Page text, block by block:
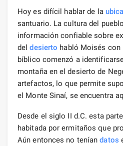
Hoy es difícil hablar de la
santuario. La cultura del
información confiable sobre
deldesierto habló Moisés con
bíblico comenzó a
montaña en el desierto de
artefactos, lo que permite
el Monte Sinaí, se encuentra
Desde el siglo II d.C. esta
habitada por ermitaños que
Aún entonces no teníandatos